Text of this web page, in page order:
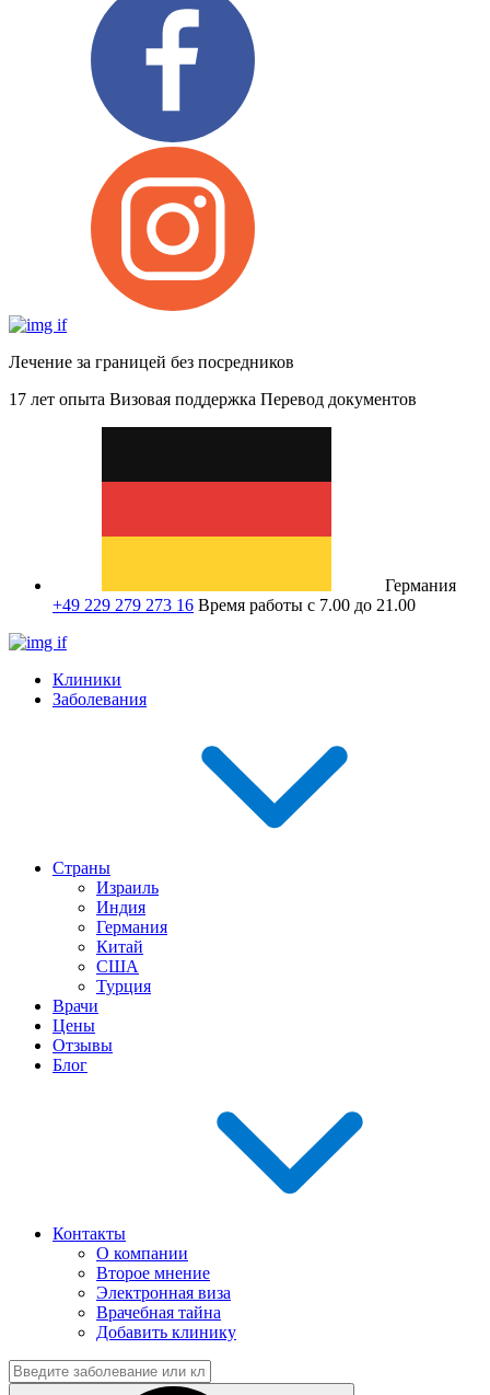
Лечение за границей без посредников
17 лет опыта Визовая поддержка Перевод документов
Германия
+49 229 279 273 16 Время работы с 7.00 до 21.00
Клиники
Заболевания
Страны
Израиль
Индия
Германия
Китай
США
Турция
Врачи
Цены
Отзывы
Блог
Контакты
О компании
Второе мнение
Электронная виза
Врачебная тайна
Добавить клинику